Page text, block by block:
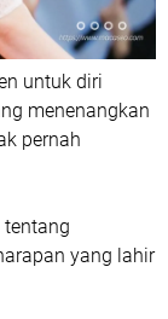
untuk diri
menenangkan
pernah
yang lahir